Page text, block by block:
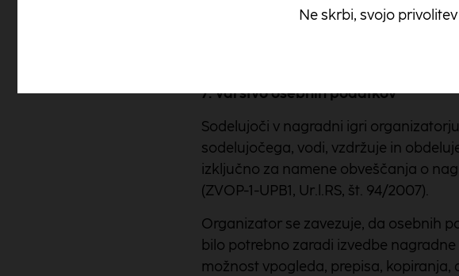
Nagrade bodo nagrajenci prevzeli dne
7. Varstvo osebnih podatkov
Sodelujoči v nagradni igri
sodelujočega, vodi, vzdržuje in
izključno za namene obveščanja o
(ZVOP-1-UPB1, Ur.l.RS, št. 94/2007).
Organizator se zavezuje, da osebnih
bilo potrebno zaradi izvedbe
možnost vpogleda, prepisa,
Ne skrbi, svojo